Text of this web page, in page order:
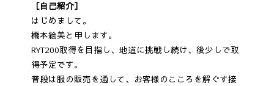
［自己紹介］
はじめまして。
橋本絵美と申します。
RYT200取得を目指し、地道に挑戦し続け、後少しで取
得予定です。
普段は服の販売を通して、お客様のこころを解ぐす接